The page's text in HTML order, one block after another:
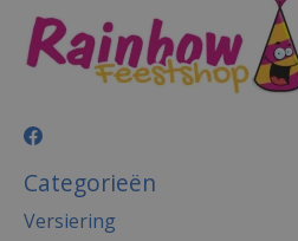
Categorieën
Versiering